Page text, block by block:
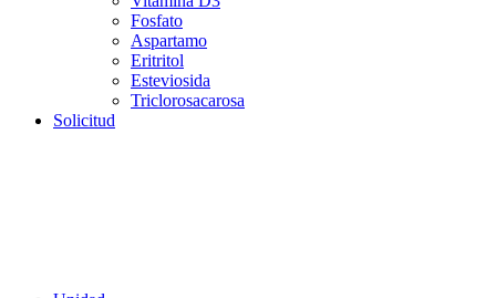
Fosfato
Aspartamo
Eritritol
Esteviosida
Triclorosacarosa
Solicitud